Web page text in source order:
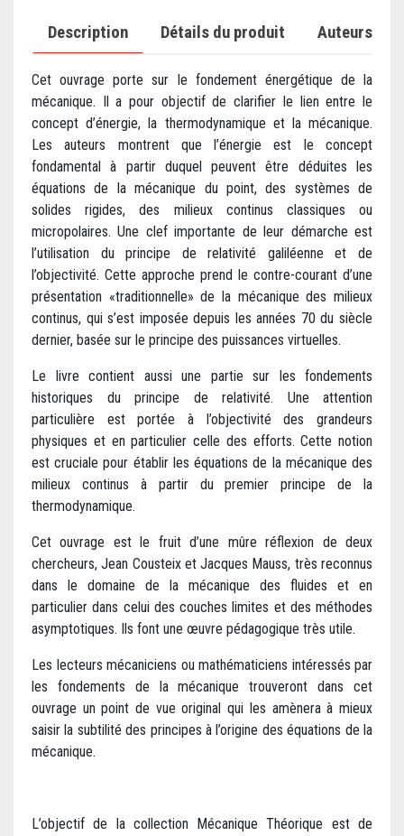
Description Détails du produit Auteurs
Cet ouvrage porte sur le fondement énergétique de la
mécanique. Il a pour objectif de clarifier le lien entre le
concept d’énergie, la thermodynamique et la mécanique.
Les auteurs montrent que l’énergie est le concept
fondamental à partir duquel peuvent être déduites les
équations de la mécanique du point, des systèmes de
solides rigides, des milieux continus classiques ou
micropolaires. Une clef importante de leur démarche est
l’utilisation du principe de relativité galiléenne et de
l’objectivité. Cette approche prend le contre-courant d’une
présentation «traditionnelle» de la mécanique des milieux
continus, qui s’est imposée depuis les années 70 du siècle
dernier, basée sur le principe des puissances virtuelles.
Le livre contient aussi une partie sur les fondements
historiques du principe de relativité. Une attention
particulière est portée à l’objectivité des grandeurs
physiques et en particulier celle des efforts. Cette notion
est cruciale pour établir les équations de la mécanique des
milieux continus à partir du premier principe de la
thermodynamique.
Cet ouvrage est le fruit d’une mûre réflexion de deux
chercheurs, Jean Cousteix et Jacques Mauss, très reconnus
dans le domaine de la mécanique des fluides et en
particulier dans celui des couches limites et des méthodes
asymptotiques. Ils font une œuvre pédagogique très utile.
Les lecteurs mécaniciens ou mathématiciens intéressés par
les fondements de la mécanique trouveront dans cet
ouvrage un point de vue original qui les amènera à mieux
saisir la subtilité des principes à l’origine des équations de la
mécanique.
L’objectif de la collection Mécanique Théorique est de